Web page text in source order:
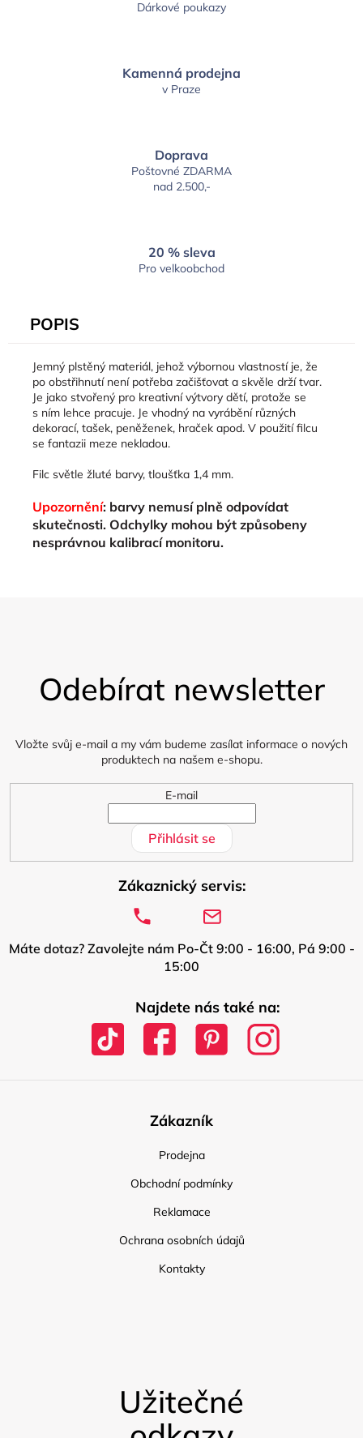
Dárkové poukazy
Kamenná prodejna
v Praze
Doprava
Poštovné ZDARMA
nad 2.500,-
20 % sleva
Pro velkoobchod
POPIS
Jemný plstěný materiál, jehož výbornou vlastností je, že
po obstřihnutí není potřeba začišťovat a skvěle drží tvar.
Je jako stvořený pro kreativní výtvory dětí, protože se
s ním lehce pracuje. Je vhodný na vyrábění různých
dekorací, tašek, peněženek, hraček apod. V použití filcu
se fantazii meze nekladou.
Filc světle žluté barvy, tloušťka 1,4 mm.
Upozornění: barvy nemusí plně odpovídat
skutečnosti. Odchylky mohou být způsobeny
nesprávnou kalibrací monitoru.
Odebírat newsletter
Vložte svůj e-mail a my vám budeme zasílat informace o nových
produktech na našem e-shopu.
E-mail
Přihlásit se
Zákaznický servis:
Máte dotaz? Zavolejte nám Po-Čt 9:00 - 16:00, Pá 9:00 -
15:00
Najdete nás také na:
Zákazník
Prodejna
Obchodní podmínky
Reklamace
Ochrana osobních údajů
Kontakty
Užitečné